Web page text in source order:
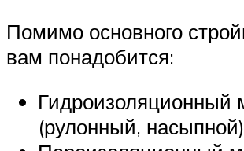
Помимо основного
вам понадобится:
Гидроизоляционный
(рулонный,